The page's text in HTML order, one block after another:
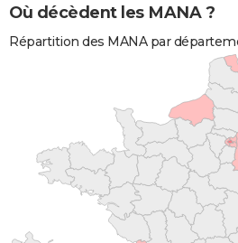
Où décèdent les MANA ?
Répartition des MANA par